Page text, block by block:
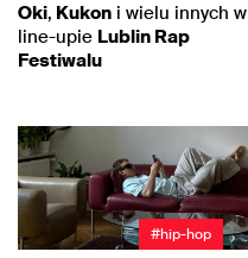
Oki, Kukon i wielu innych w
line-upie Lublin Rap
Festiwalu
#hip-hop